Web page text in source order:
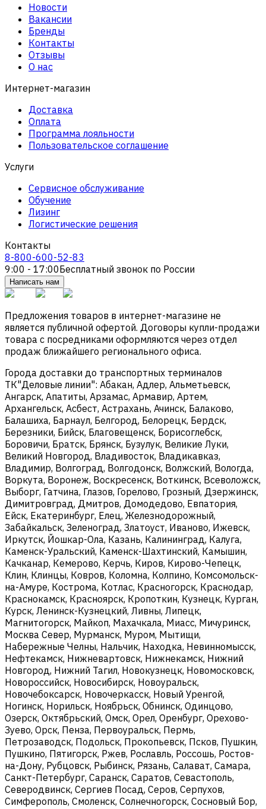
Новости
Вакансии
Бренды
Контакты
Отзывы
О нас
Интернет-магазин
Доставка
Оплата
Программа лояльности
Пользовательское соглашение
Услуги
Сервисное обслуживание
Обучение
Лизинг
Логистические решения
Контакты
8-800-600-52-83
9:00 - 17:00Бесплатный звонок по России
Написать нам
Предложения товаров в интернет-магазине не
является публичной офертой. Договоры купли-продажи
товара с посредниками оформляются через отдел
продаж ближайшего регионального офиса.
Города доставки до транспортных терминалов
ТК"Деловые линии": Абакан, Адлер, Альметьевск,
Ангарск, Апатиты, Арзамас, Армавир, Артем,
Архангельск, Асбест, Астрахань, Ачинск, Балаково,
Балашиха, Барнаул, Белгород, Белорецк, Бердск,
Березники, Бийск, Благовещенск, Борисоглебск,
Боровичи, Братск, Брянск, Бузулук, Великие Луки,
Великий Новгород, Владивосток, Владикавказ,
Владимир, Волгоград, Волгодонск, Волжский, Вологда,
Воркута, Воронеж, Воскресенск, Воткинск, Всеволожск,
Выборг, Гатчина, Глазов, Горелово, Грозный, Дзержинск,
Димитровград, Дмитров, Домодедово, Евпатория,
Ейск, Екатеринбург, Елец, Железнодорожный,
Забайкальск, Зеленоград, Златоуст, Иваново, Ижевск,
Иркутск, Йошкар-Ола, Казань, Калининград, Калуга,
Каменск-Уральский, Каменск-Шахтинский, Камышин,
Качканар, Кемерово, Керчь, Киров, Кирово-Чепецк,
Клин, Клинцы, Ковров, Коломна, Колпино, Комсомольск-
на-Амуре, Кострома, Котлас, Красногорск, Краснодар,
Краснокамск, Красноярск, Кропоткин, Кузнецк, Курган,
Курск, Ленинск-Кузнецкий, Ливны, Липецк,
Магнитогорск, Майкоп, Махачкала, Миасс, Мичуринск,
Москва Север, Мурманск, Муром, Мытищи,
Набережные Челны, Нальчик, Находка, Невинномысск,
Нефтекамск, Нижневартовск, Нижнекамск, Нижний
Новгород, Нижний Тагил, Новокузнецк, Новомосковск,
Новороссийск, Новосибирск, Новоуральск,
Новочебоксарск, Новочеркасск, Новый Уренгой,
Ногинск, Норильск, Ноябрьск, Обнинск, Одинцово,
Озерск, Октябрьский, Омск, Орел, Оренбург, Орехово-
Зуево, Орск, Пенза, Первоуральск, Пермь,
Петрозаводск, Подольск, Прокопьевск, Псков, Пушкин,
Пушкино, Пятигорск, Ржев, Рославль, Россошь, Ростов-
на-Дону, Рубцовск, Рыбинск, Рязань, Салават, Самара,
Санкт-Петербург, Саранск, Саратов, Севастополь,
Северодвинск, Сергиев Посад, Серов, Серпухов,
Симферополь, Смоленск, Солнечногорск, Сосновый Бор,